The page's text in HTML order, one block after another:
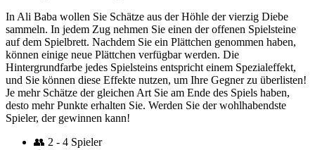
In Ali Baba wollen Sie Schätze aus der Höhle der vierzig Diebe
sammeln. In jedem Zug nehmen Sie einen der offenen Spielsteine
auf dem Spielbrett. Nachdem Sie ein Plättchen genommen haben,
können einige neue Plättchen verfügbar werden. Die
Hintergrundfarbe jedes Spielsteins entspricht einem Spezialeffekt,
und Sie können diese Effekte nutzen, um Ihre Gegner zu überlisten!
Je mehr Schätze der gleichen Art Sie am Ende des Spiels haben,
desto mehr Punkte erhalten Sie. Werden Sie der wohlhabendste
Spieler, der gewinnen kann!
👥 2 - 4 Spieler